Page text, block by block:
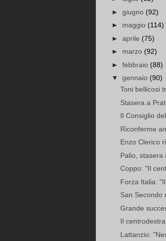
► giugno (92)
► maggio (114)
► aprile (75)
► marzo (92)
► febbraio (88)
▼ gennaio (90)
Toni bellicosi
Stasera a
Il Consiglio
Riconferme
Enzo Clerico
Palio, stasera
Coppo: "Il
Forza Italia:
San Secondo
Grande
Il
Lattanzio: